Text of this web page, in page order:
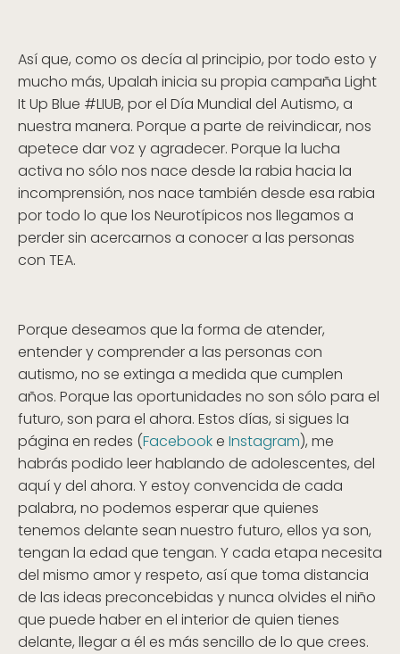
Así que, como os decía al principio, por todo esto y
mucho más, Upalah inicia su propia campaña Light
It Up Blue #LIUB, por el Día Mundial del Autismo, a
nuestra manera. Porque a parte de reivindicar, nos
apetece dar voz y agradecer. Porque la lucha
activa no sólo nos nace desde la rabia hacia la
incomprensión, nos nace también desde esa rabia
por todo lo que los Neurotípicos nos llegamos a
perder sin acercarnos a conocer a las personas
con TEA.
Porque deseamos que la forma de atender,
entender y comprender a las personas con
autismo, no se extinga a medida que cumplen
años. Porque las oportunidades no son sólo para el
futuro, son para el ahora. Estos días, si sigues la
página en redes (Facebooke Instagram), me
habrás podido leer hablando de adolescentes, del
aquí y del ahora. Y estoy convencida de cada
palabra, no podemos esperar que quienes
tenemos delante sean nuestro futuro, ellos ya son,
tengan la edad que tengan. Y cada etapa necesita
del mismo amor y respeto, así que toma distancia
de las ideas preconcebidas y nunca olvides el niño
que puede haber en el interior de quien tienes
delante, llegar a él es más sencillo de lo que crees.